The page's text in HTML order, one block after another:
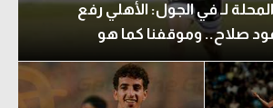
لـ في الجول: الأهلي رفع
صلاح.. وموقفنا كما هو